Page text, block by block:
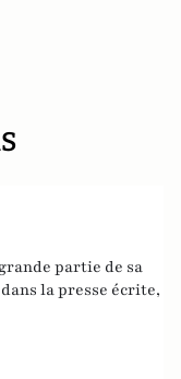
partie de sa